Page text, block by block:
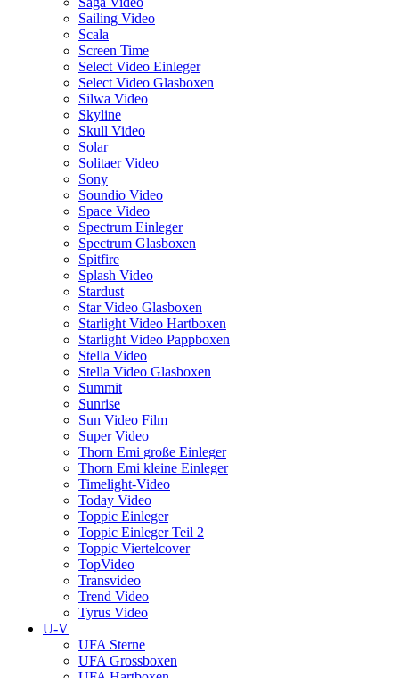
Sailing Video
Scala
Screen Time
Select Video Einleger
Select Video Glasboxen
Silwa Video
Skyline
Skull Video
Solar
Solitaer Video
Sony
Soundio Video
Space Video
Spectrum Einleger
Spectrum Glasboxen
Spitfire
Splash Video
Stardust
Star Video Glasboxen
Starlight Video Hartboxen
Starlight Video Pappboxen
Stella Video
Stella Video Glasboxen
Summit
Sunrise
Sun Video Film
Super Video
Thorn Emi große Einleger
Thorn Emi kleine Einleger
Timelight-Video
Today Video
Toppic Einleger
Toppic Einleger Teil 2
Toppic Viertelcover
TopVideo
Transvideo
Trend Video
Tyrus Video
U-V
UFA Sterne
UFA Grossboxen